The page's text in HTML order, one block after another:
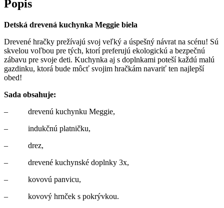
Popis
Detská drevená kuchynka Meggie biela
Drevené hračky prežívajú svoj veľký a úspešný návrat na scénu! Sú
skvelou voľbou pre tých, ktorí preferujú ekologickú a bezpečnú
zábavu pre svoje deti. Kuchynka aj s doplnkami poteší každú malú
gazdinku, ktorá bude môcť svojim hračkám navariť ten najlepší
obed!
Sada obsahuje:
– drevenú kuchynku Meggie,
– indukčnú platničku,
– drez,
– drevené kuchynské doplnky 3x,
– kovovú panvicu,
– kovový hrnček s pokrývkou.